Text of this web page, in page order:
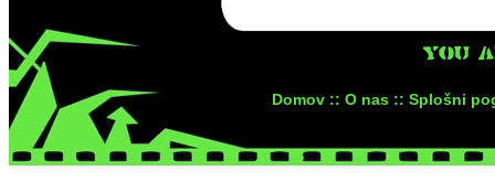
YOU
Domov :: O nas :: Splošni